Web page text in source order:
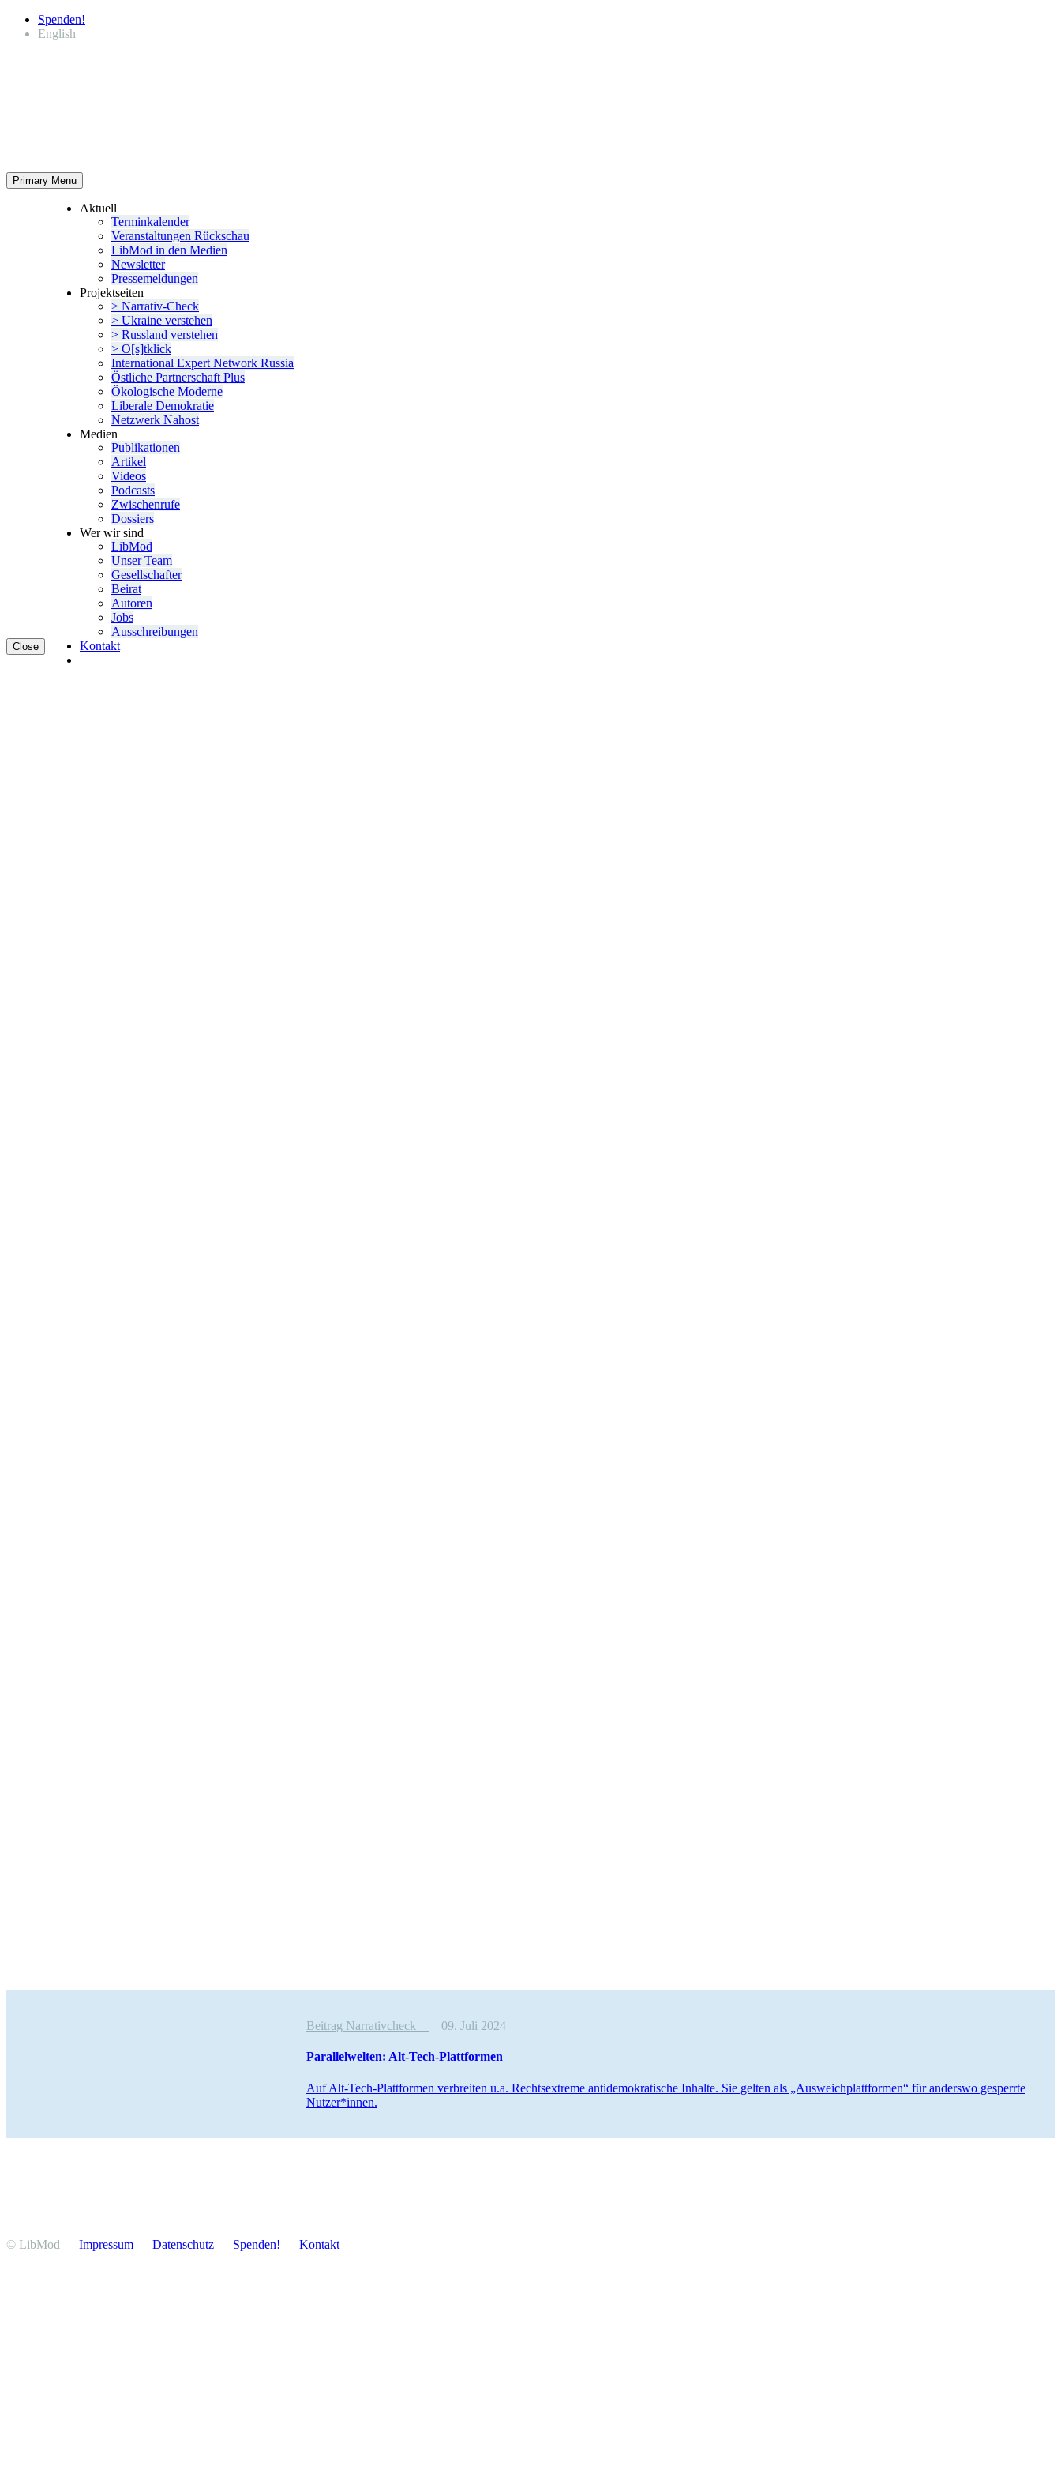
Spenden!
English
Primary Menu
Close
Aktuell
Termin­ka­lender
Veran­stal­tungen Rückschau
LibMod in den Medien
Newsletter
Presse­mel­dungen
Projekt­seiten
> Narrativ-Check
> Ukraine verstehen
> Russland verstehen
> O[s]tklick
Inter­na­tional Expert Network Russia
Östliche Partner­schaft Plus
Ökolo­gische Moderne
Liberale Demokratie
Netzwerk Nahost
Medien
Publi­ka­tionen
Artikel
Videos
Podcasts
Zwischenrufe
Dossiers
Wer wir sind
LibMod
Unser Team
Gesell­schafter
Beirat
Autoren
Jobs
Ausschrei­bungen
Kontakt
Beitrag Narrativcheck 09. Juli 2024
Paral­lel­welten: Alt-Tech-Plattformen
Auf Alt-Tech-Platt­formen verbreiten u.a. Rechts­extreme antide­mo­kra­tische Inhalte. Sie gelten als „Ausweich­platt­formen“ für anderswo gesperrte
Nutzer*innen.
© LibMod Impressum Daten­schutz Spenden! Kontakt